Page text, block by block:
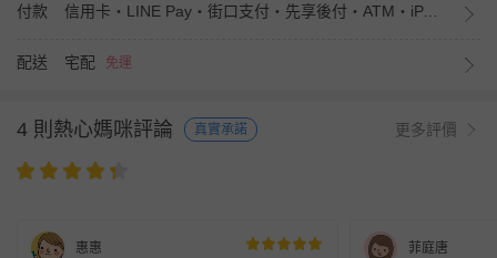
付款 信用卡・LINE Pay・街口支付・先享後付・ATM・iPASS MONEY
配送 宅配 免運
4 則熱心媽咪評論 真實承諾 更多評價
惠惠 菲庭唐